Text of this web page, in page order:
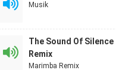
Musik
The Sound Of Silence
Remix
Marimba Remix